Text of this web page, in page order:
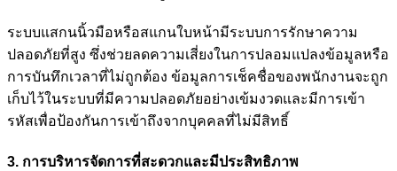
ระบบแสกนนิ้วมือหรือสแกนใบหน้ามีระบบการรักษาความ
ปลอดภัยที่สูง ซึ่งช่วยลดความเสี่ยงในการปลอมแปลงข้อมูลหรือ
การบันทึกเวลาที่ไม่ถูกต้อง ข้อมูลการเช็คชื่อของพนักงานจะถูก
เก็บไว้ในระบบที่มีความปลอดภัยอย่างเข้มงวดและมีการเข้า
รหัสเพื่อป้องกันการเข้าถึงจากบุคคลที่ไม่มีสิทธิ์
3. การบริหารจัดการที่สะดวกและมีประสิทธิภาพ